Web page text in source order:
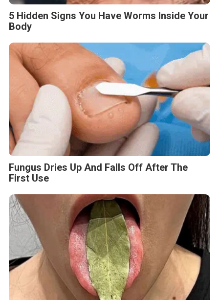
5 Hidden Signs You Have Worms Inside Your
Body
Fungus Dries Up And Falls Off After The
First Use